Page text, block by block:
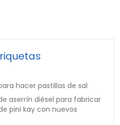
hacer pastillas de sal
aserrín diésel para fabricar
pini kay con nuevos